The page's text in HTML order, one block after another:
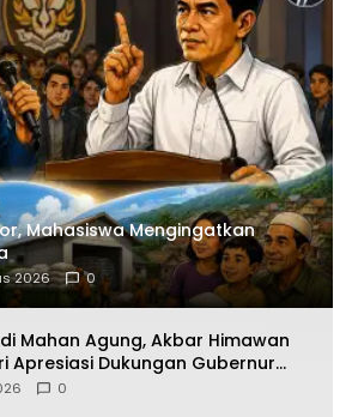
Mahasiswa Mengingatkan
2026 0
Mahan Agung, Akbar Himawan
Apresiasi Dukungan Gubernur
Munas HIPMI 2026
0